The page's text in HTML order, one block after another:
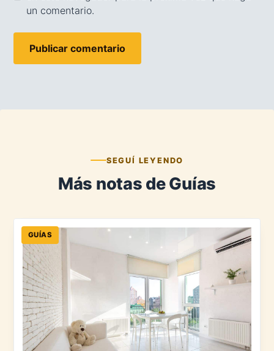
un comentario.
SEGUÍ LEYENDO
Más notas de Guías
GUÍAS